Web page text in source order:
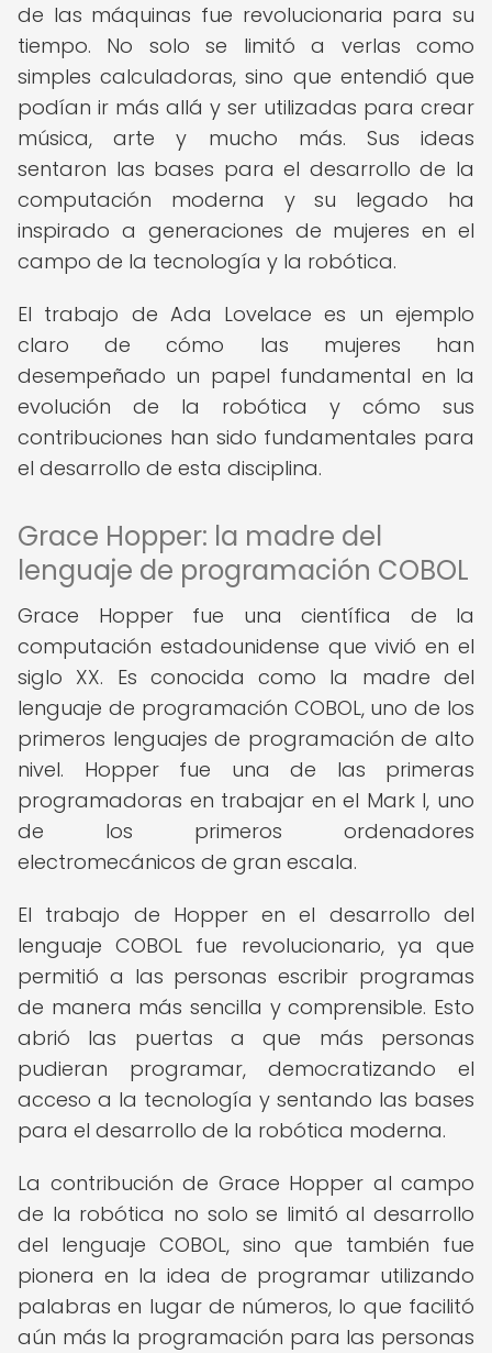
de las máquinas fue revolucionaria para su
tiempo. No solo se limitó a verlas como
simples calculadoras, sino que entendió que
podían ir más allá y ser utilizadas para crear
música, arte y mucho más. Sus ideas
sentaron las bases para el desarrollo de la
computación moderna y su legado ha
inspirado a generaciones de mujeres en el
campo de la tecnología y la robótica.
El trabajo de Ada Lovelace es un ejemplo
claro de cómo las mujeres han
desempeñado un papel fundamental en la
evolución de la robótica y cómo sus
contribuciones han sido fundamentales para
el desarrollo de esta disciplina.
Grace Hopper: la madre del
lenguaje de programación COBOL
Grace Hopper fue una científica de la
computación estadounidense que vivió en el
siglo XX. Es conocida como la madre del
lenguaje de programación COBOL, uno de los
primeros lenguajes de programación de alto
nivel. Hopper fue una de las primeras
programadoras en trabajar en el Mark I, uno
de los primeros ordenadores
electromecánicos de gran escala.
El trabajo de Hopper en el desarrollo del
lenguaje COBOL fue revolucionario, ya que
permitió a las personas escribir programas
de manera más sencilla y comprensible. Esto
abrió las puertas a que más personas
pudieran programar, democratizando el
acceso a la tecnología y sentando las bases
para el desarrollo de la robótica moderna.
La contribución de Grace Hopper al campo
de la robótica no solo se limitó al desarrollo
del lenguaje COBOL, sino que también fue
pionera en la idea de programar utilizando
palabras en lugar de números, lo que facilitó
aún más la programación para las personas